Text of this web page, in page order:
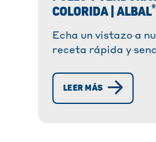
COLORIDA | ALBAL®
Echa un vistazo a
receta rápida y
crujiente, sabroso y
con verduras y
LEER MÁS